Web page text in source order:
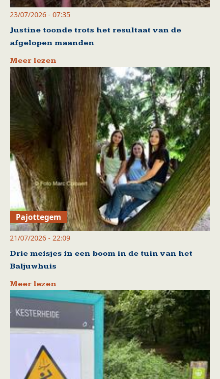
23/07/2026 - 07:35
Justine toonde trots het resultaat van de
afgelopen maanden
Meer lezen
Pajottegem
21/07/2026 - 22:09
Drie meisjes in een boom in de tuin van het
Baljuwhuis
Meer lezen